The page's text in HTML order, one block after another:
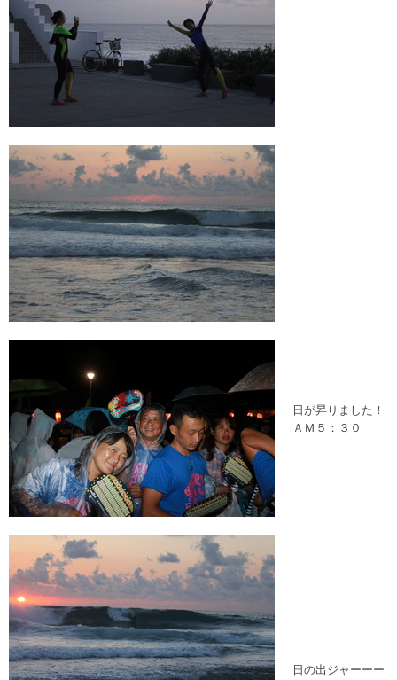
日が昇りました！
ＡＭ５：３０
日の出ジャーーー